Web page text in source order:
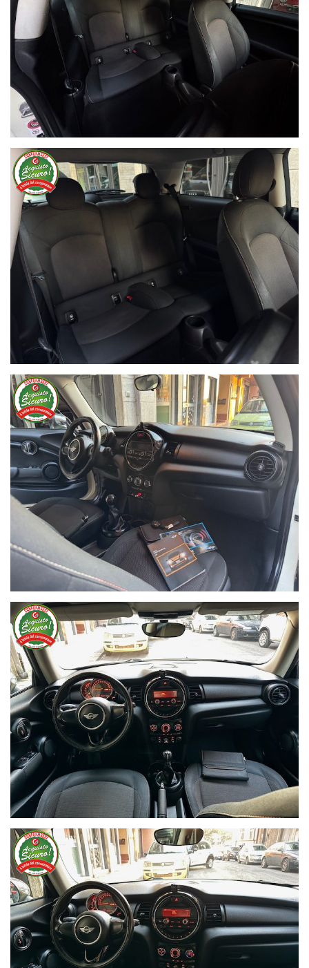
Ho letto e accetto l'informativa privacy
Acconsento al trattamento dei miei dati per finalità di
marketing
Queste informazioni non saranno condivise con terze parti